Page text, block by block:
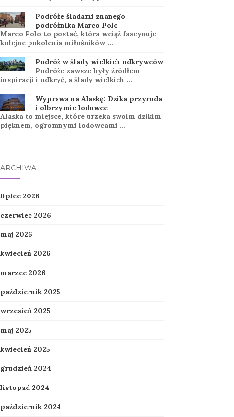
Podróże śladami znanego
podróżnika Marco Polo
Marco Polo to postać, która wciąż fascynuje
kolejne pokolenia miłośników …
Podróż w ślady wielkich odkrywców
Podróże zawsze były źródłem
inspiracji i odkryć, a ślady wielkich …
Wyprawa na Alaskę: Dzika przyroda
i olbrzymie lodowce
Alaska to miejsce, które urzeka swoim dzikim
pięknem, ogromnymi lodowcami …
ARCHIWA
lipiec 2026
czerwiec 2026
maj 2026
kwiecień 2026
marzec 2026
październik 2025
wrzesień 2025
maj 2025
kwiecień 2025
grudzień 2024
listopad 2024
październik 2024